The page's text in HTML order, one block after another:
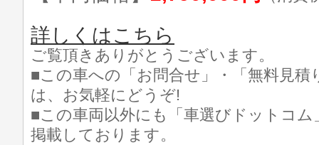
詳しくはこちら
ご覧頂きありがとうございます。
■この車への「お問合せ」・「無料見積
は、お気軽にどうぞ!
■この車両以外にも「車選びドットコ
掲載しております。